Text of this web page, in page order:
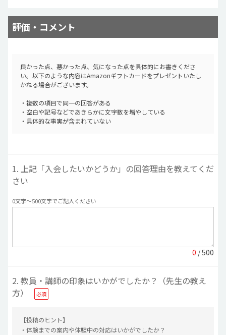
評価・コメント
良かった点、悪かった点、気になった点を具体的にお書きくださ
い。以下のような内容はAmazonギフトカードをプレゼントいたし
かねる場合がございます。
・複数の項目で同一の回答がある
・空白や記号などであきらかに文字数を増やしている
・具体的な事実が含まれていない
1. 上記「入会したいかどうか」の回答理由を教えてくだ
さい
0文字〜500文字でご記入ください
0 / 500
2. 教員・講師の印象はいかがでしたか？（先生の教え
方）
【投稿のヒント】
・体験までの案内や体験中の対応はいかがでしたか？